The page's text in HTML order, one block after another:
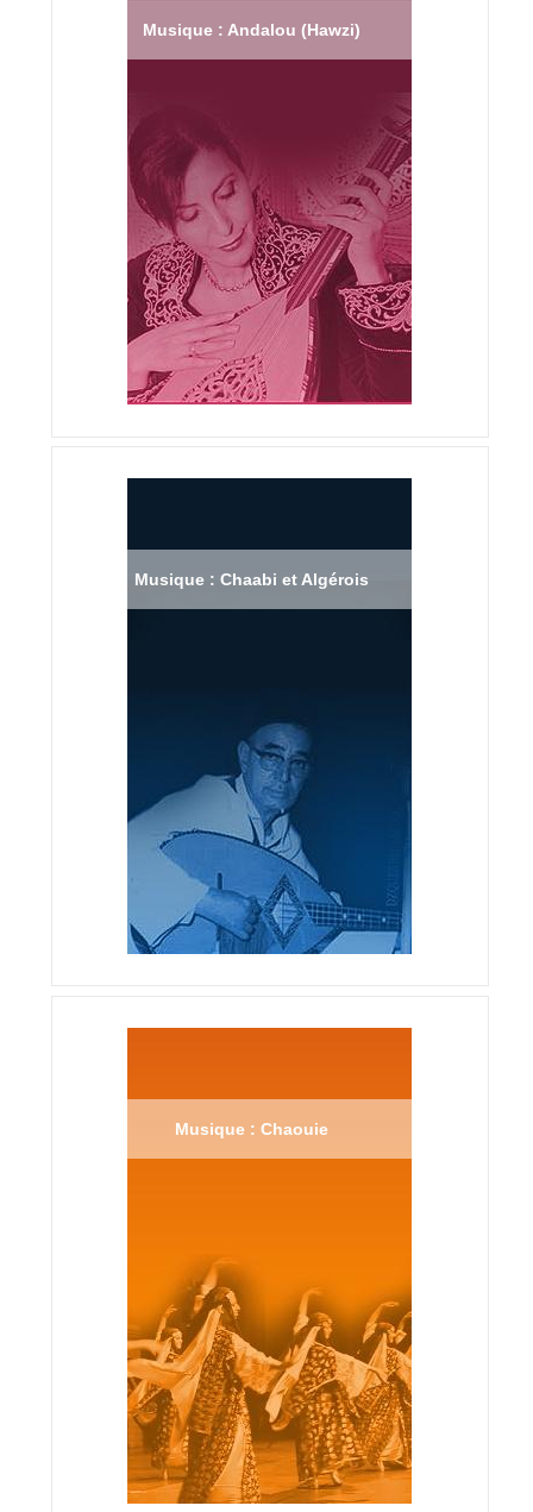
Musique : Andalou (Hawzi)
Musique : Chaabi et Algérois
Musique : Chaouie